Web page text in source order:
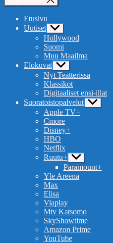
Etusivu
Uutiset Näytä
alavalikko
Hollywood
Suomi
Muu Maailma
Elokuvat Näytä
alavalikko
Nyt Teatterissa
Klassikot
Digitaaliset ensi-illat
Suoratoistopalvelut Näytä
alavalikko
Apple TV+
Cmore
Disney+
HBO
Netflix
Ruutu+ Näytä
alavalikko
Paramount+
Yle Areena
Max
Elisa
Viaplay
Mtv Katsomo
SkyShowtime
Amazon Prime
YouTube